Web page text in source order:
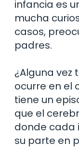
infancia es
mucha
casos,
padres.
¿Alguna vez
ocurre en el
tiene un
que el
donde cada
su parte en